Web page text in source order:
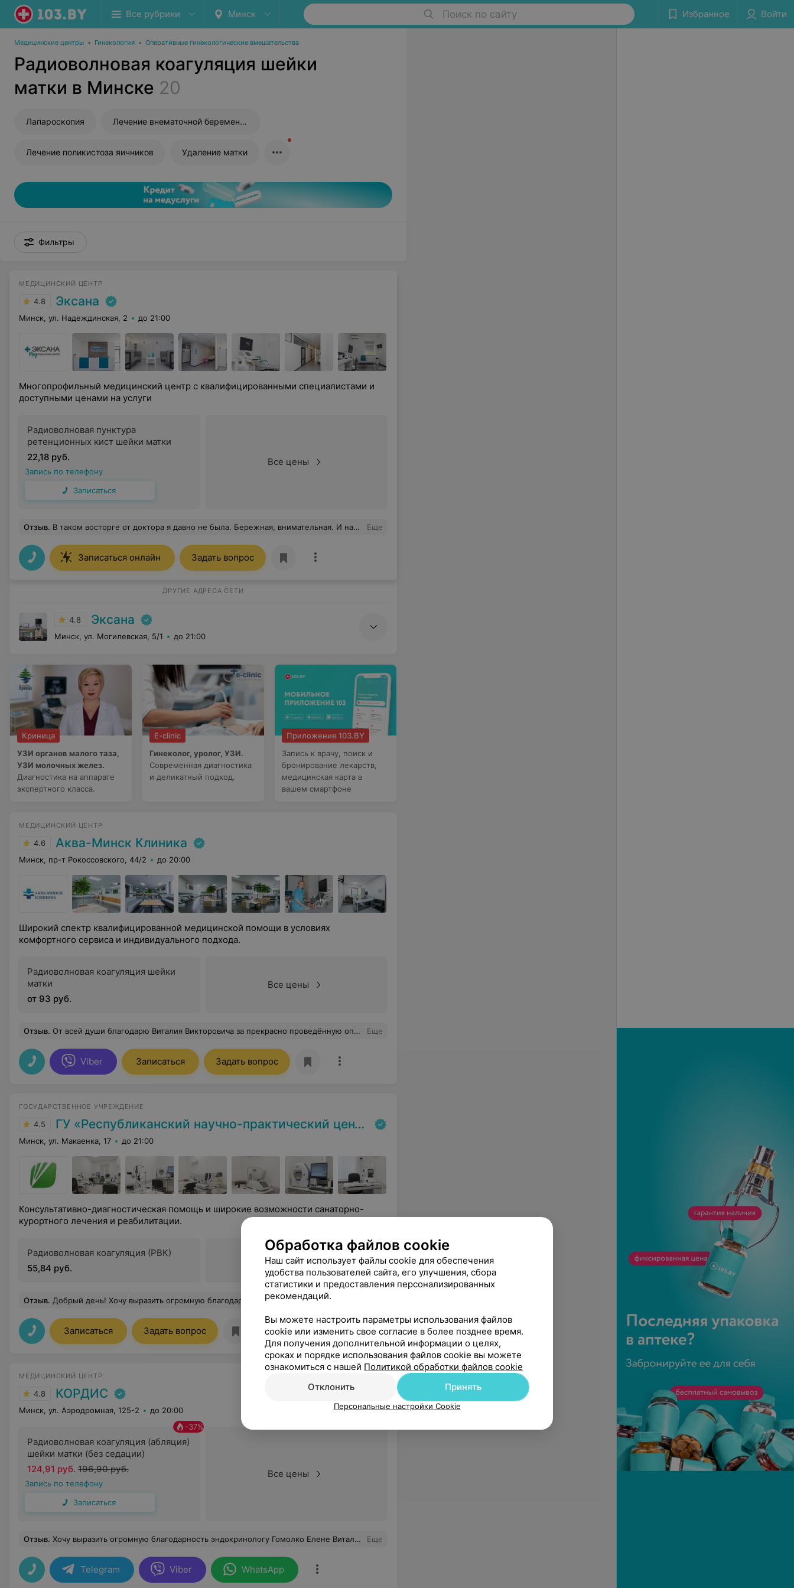
Все рубрики Минск Поиск по сайту Избранное Войти
Медицинские центры • Гинекология • Оперативные гинекологические вмешательства
Радиоволновая коагуляция шейки
матки в Минске 20
Лапароскопия Лечение внематочной беременности
Лечение поликистоза яичников Удаление матки
Фильтры
МЕДИЦИНСКИЙ ЦЕНТР
4.8 Эксана
Минск, ул. Надеждинская, 2 до 21:00
Многопрофильный медицинский центр с квалифицированными специалистами и
доступными ценами на услуги
Радиоволновая пунктура
ретенционных кист шейки матки
22,18 руб.
Запись по телефону
Записаться
Все цены
Отзыв. В таком восторге от доктора я давно не была. Бережная, внимательная. И назначения не вызывают и грамма сомнения. Хочется Полине Сергеевной и детей своих доверить. Знаете, это когда человек работает на своём месте. Еще
Записаться онлайн Задать вопрос
ДРУГИЕ АДРЕСА СЕТИ
4.8 Эксана
Минск, ул. Могилевская, 5/1 до 21:00
Криница
УЗИ органов малого таза,
УЗИ молочных желез.
Диагностика на аппарате
экспертного класса.
E-clinic
Гинеколог, уролог, УЗИ.
Современная диагностика
и деликатный подход.
Приложение 103.BY
Запись к врачу, поиск и
бронирование лекарств,
медицинская карта в
вашем смартфоне
МЕДИЦИНСКИЙ ЦЕНТР
4.6 Аква-Минск Клиника
Минск, пр-т Рокоссовского, 44/2 до 20:00
Широкий спектр квалифицированной медицинской помощи в условиях
комфортного сервиса и индивидуального подхода.
Радиоволновая коагуляция шейки
матки
от 93 руб.
Все цены
Отзыв. От всей души благодарю Виталия Викторовича за прекрасно проведённую операцию, профессионализм, чуткость, отзывчивость. Никогда не думала, что после операции можно испытывать только положительные эмоции. Еще
Viber Записаться Задать вопрос
ГОСУДАРСТВЕННОЕ УЧРЕЖДЕНИЕ
4.5 ГУ «Республиканский научно-практический центр медицинской экспертизы и реабилитаци»
Минск, ул. Макаенка, 17 до 21:00
Консультативно-диагностическая помощь и широкие возможности санаторно-
курортного лечения и реабилитации.
Радиоволновая коагуляция (РВК)
55,84 руб.
Все цены
Отзыв. Добрый день! Хочу выразить огромную благодарность медрегистратору Куликовой Людмиле Владимировне за оказанную информационную помощь и просто - доброе человеческое отношение, сопереживание, душевную чуткость и отзывчивость. Чудесный специалист, Человек с большой буквы. Прекрасное впечатление от Центра в целом. Большое спасибо!
Записаться Задать вопрос Отзывы238
МЕДИЦИНСКИЙ ЦЕНТР
4.8 КОРДИС
Минск, ул. Аэродромная, 125-2 до 20:00
Радиоволновая коагуляция (абляция)
шейки матки (без седации)
-37%
124,91 руб. 196,90 руб.
Запись по телефону
Записаться
Все цены
Отзыв. Хочу выразить огромную благодарность эндокринологу Гомолко Елене Витальевне, терапевту Михалькевич Анастасии Александровне, гинекологу Лютаревич Светлане Владимировне и врачу УЗИ-диагностики Костюк Елене Владимировне. Они не только профессионалы в своей области, но и очень внимательные и чуткие люди. Каждый из них подробно выслушивал меня и объяснял все шаги в процессе диагностики и назначении лечения. Также хочу отметить работу администраторов, которые всегда были вежливы и внимательны, старались подобрать наиболее удобное для меня время приёма. Благодарю весь коллектив медцентра «Кордис» за их труд и заботу о здоровье пациентов! Ваша работа бесценна!!! Еще
Telegram Viber WhatsApp
Обработка файлов cookie
Наш сайт использует файлы cookie для обеспечения
удобства пользователей сайта, его улучшения, сбора
статистики и предоставления персонализированных
рекомендаций.
Вы можете настроить параметры использования файлов
cookie или изменить свое согласие в более позднее время.
Для получения дополнительной информации о целях,
сроках и порядке использования файлов cookie вы можете
ознакомиться с нашей Политикой обработки файлов cookie
Отклонить
Принять
Персональные настройки Cookie